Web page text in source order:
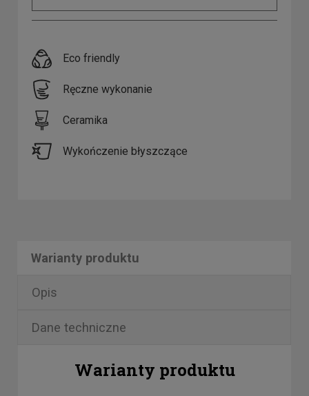
Eco friendly
Ręczne wykonanie
Ceramika
Wykończenie błyszczące
Warianty produktu
Opis
Dane techniczne
Warianty produktu